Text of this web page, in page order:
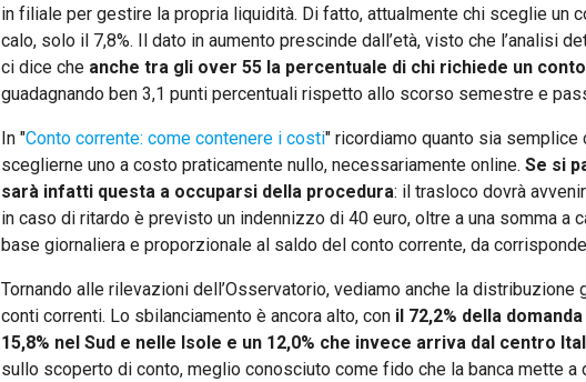
in filiale per gestire la propria liquidità. Di fatto, attualmente chi sceglie un
calo, solo il 7,8%. Il dato in aumento prescinde dall’età, visto che l’analisi
ci dice che anche tra gli over 55 la percentuale di chi richiede un
guadagnando ben 3,1 punti percentuali rispetto allo scorso semestre e
In "Conto corrente: come contenere i costi" ricordiamo quanto sia semplice
sceglierne uno a costo praticamente nullo, necessariamente online. Se si
sarà infatti questa a occuparsi della procedura: il trasloco dovrà
in caso di ritardo è previsto un indennizzo di 40 euro, oltre a una somma a
base giornaliera e proporzionale al saldo del conto corrente, da
Tornando alle rilevazioni dell’Osservatorio, vediamo anche la
conti correnti. Lo sbilanciamento è ancora alto, con il 72,2% della
15,8% nel Sud e nelle Isole e un 12,0% che invece arriva dal centro
sullo scoperto di conto, meglio conosciuto come fido che la banca mette